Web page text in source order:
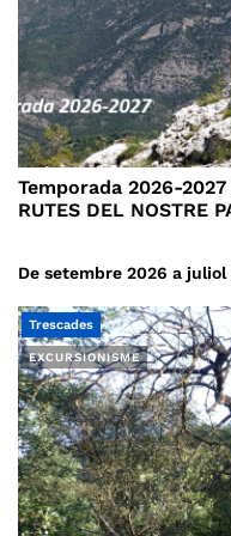
Temporada 2026-2027
RUTES DEL NOSTRE
De setembre 2026 a juliol
EXCURSIONISME
Trescades